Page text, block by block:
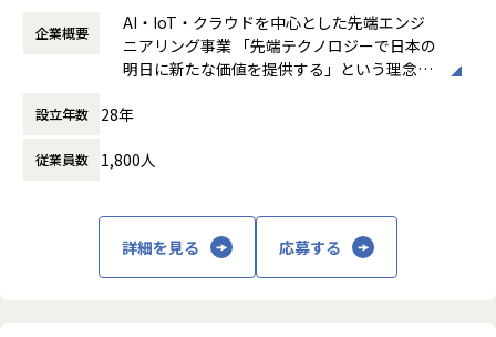
時間外労働の有無： 有（月平均20時間～30
時間）
休憩時間： 60分
企業概要
AI・IoT・クラウドを中心とした先端エンジ
ニアリング事業 「先端テクノロジーで日本の
明日に新たな価値を提供する」という理念を
た先端テクノロジーの中で「ジャパニアスだ
アリング業界から必要とされ続ける会社を目
設立年数 28年
従業員数 1,800人
詳細を見る 応募する